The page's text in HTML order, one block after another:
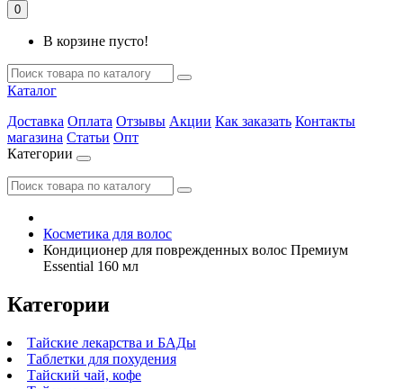
0
В корзине пусто!
Каталог
Доставка Оплата Отзывы Акции Как заказать Контакты
магазина Статьи Опт
Категории
Косметика для волос
Кондиционер для поврежденных волос Премиум
Essential 160 мл
Категории
Тайские лекарства и БАДы
Таблетки для похудения
Тайский чай, кофе